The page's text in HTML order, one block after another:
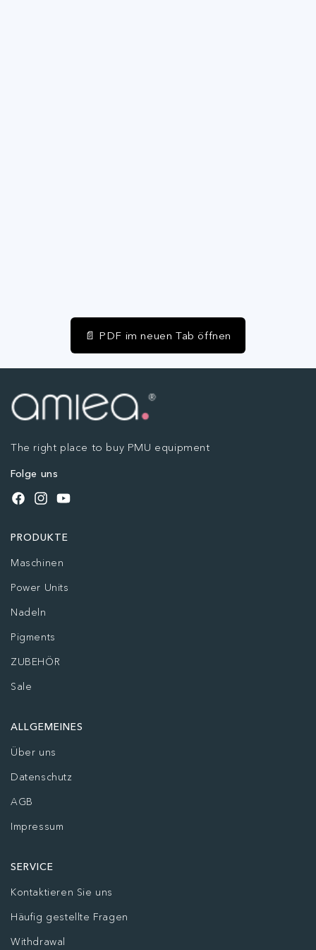
📄 PDF im neuen Tab öffnen
The right place to buy PMU equipment
Folge uns
Facebook
InstagramYouTube
PRODUKTE
Maschinen
Power Units
Nadeln
Pigments
ZUBEHÖR
Sale
ALLGEMEINES
Über uns
Datenschutz
AGB
Impressum
SERVICE
Kontaktieren Sie uns
Häufig gestellte Fragen
Withdrawal